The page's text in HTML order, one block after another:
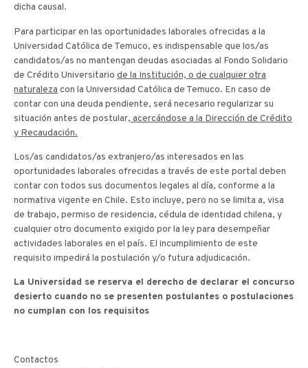
dicha causal.
Para participar en las oportunidades laborales ofrecidas a la
Universidad Católica de Temuco, es indispensable que los/as
candidatos/as no mantengan deudas asociadas al Fondo Solidario
de Crédito Universitario de la Institución, o de cualquier otra
naturaleza con la Universidad Católica de Temuco. En caso de
contar con una deuda pendiente, será necesario regularizar su
situación antes de postular, acercándose a la Dirección de Crédito
y Recaudación.
Los/as candidatos/as extranjero/as interesados en las
oportunidades laborales ofrecidas a través de este portal deben
contar con todos sus documentos legales al día, conforme a la
normativa vigente en Chile. Esto incluye, pero no se limita a, visa
de trabajo, permiso de residencia, cédula de identidad chilena, y
cualquier otro documento exigido por la ley para desempeñar
actividades laborales en el país. El incumplimiento de este
requisito impedirá la postulación y/o futura adjudicación.
La Universidad se reserva el derecho de declarar el concurso
desierto cuando no se presenten postulantes o postulaciones
no cumplan con los requisitos
Contactos